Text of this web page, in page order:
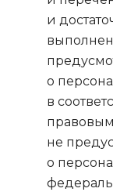
и
о
в
не
о